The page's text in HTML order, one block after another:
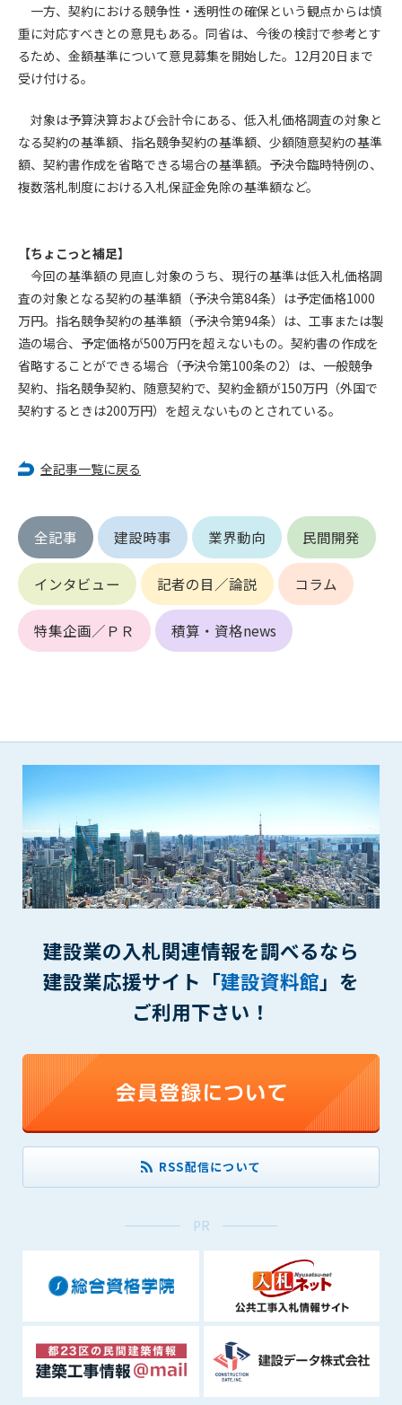
一方、契約における競争性・透明性の確保という観点からは慎
重に対応すべきとの意見もある。同省は、今後の検討で参考とす
るため、金額基準について意見募集を開始した。12月20日まで
受け付ける。
対象は予算決算および会計令にある、低入札価格調査の対象と
なる契約の基準額、指名競争契約の基準額、少額随意契約の基準
額、契約書作成を省略できる場合の基準額。予決令臨時特例の、
複数落札制度における入札保証金免除の基準額など。
【ちょこっと補足】
今回の基準額の見直し対象のうち、現行の基準は低入札価格調
査の対象となる契約の基準額（予決令第84条）は予定価格1000
万円。指名競争契約の基準額（予決令第94条）は、工事または製
造の場合、予定価格が500万円を超えないもの。契約書の作成を
省略することができる場合（予決令第100条の2）は、一般競争
契約、指名競争契約、随意契約で、契約金額が150万円（外国で
契約するときは200万円）を超えないものとされている。
全記事一覧に戻る
全記事 建設時事 業界動向 民間開発
インタビュー 記者の目／論説 コラム
特集企画／ＰＲ 積算・資格news
建設業の入札関連情報を調べるなら
建設業応援サイト「建設資料館」を
ご利用下さい！
RSS配信について
PR
(2) 本規約に違反した場合/li>
(3) 会員申し込みの際、申告事項に虚偽があった場合
(4) 会員申込者が管理者所定の手続き通りに会員申込手続き処
理を行わなかった場合
2. 管理者は承認後であっても承認した会員が前項の何れかに該
当することが判明した場合、会員資格を取り消すことがあり
ます。
2. 会員は、自己のIDおよびパスワードを、貸与、譲渡、売買、
その他形態を問わず、第三者に利用させることはできませ
ん。
3. 会員は、IDおよびパスワードの管理不十分、使用上の過誤、
第三者（他の会員を含む）の使用等による損害について責任
を負うものとし、管理者は一切責任を負いません。
第6条（会員の禁止事項）
(1) 第三者または管理者の著作権、その他知的所有権を侵害す
為
(3) 第三者または管理者を誹謗中傷する行為
(4) 有害なコンピュータプログラム等を送信又は書き込む行為
(5) 第三者に不利益を与える行為
(6) 管理者が承認していない営利を目的とした行為
(7) 公序良俗に反する行為
(8) 犯罪的行為に結びつく行為
管理者は、会員が登録した内容が以下に該当する、またはその
恐れのあるものは、会員の承諾なく削除できるものとします。
(1) 登録されている情報が、第6条の定める禁止事項に該当する
と管理者が、判断した場合
(2) 建設資料館の運営および保守管理上、必要と判断した場合
(3) 広告掲載料金の支払が遅延した場合
第8条（サービスの変更・中止等）
管理者は、会員の承諾なく、本サービス内容の変更(新規追加、
廃止を含み)し、本サービスの運営を中止または廃止することが
できるものとします。これに起因する会員または他の第三者が
します。
第9条（会員の個人情報）
会員の氏名、住所、性別、年齢、メールアドレスその他本サー
ビスの提供に関連して管理者が知り得た会員の個人情報（以下
個人情報といいます）について、管理者は、以下の各号に該当
する場合を除き、第三者に開示または提供しないものとしま
す。
(2) 個々の会員を特定できない統計的な処理をした形式で第三
(3) 第三者および管理者の権利、財産、安全等を保護するため
に必要であると管理者が判断した場合
(4) 法令等により開示を求められた場合
第10条（免責事項）
管理者は、会員が登録した内容が以下に該当する、またはその
恐れのあるものは、会員の承諾なく削除できるものとします。